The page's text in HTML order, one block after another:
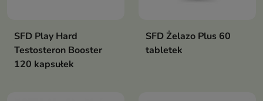
SFD Play Hard
Testosteron Booster
120 kapsułek
SFD Żelazo Plus 60
tabletek